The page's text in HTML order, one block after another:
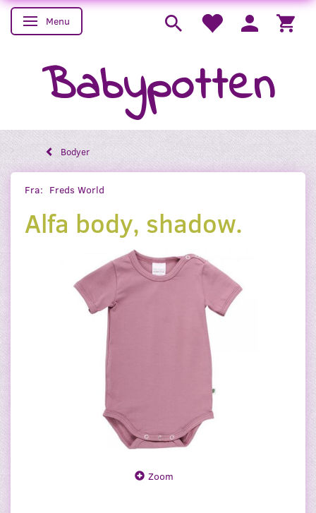
Skifte navigation
Menu
Babypotten
Bodyer
Fra: Freds World
Alfa body, shadow.
Zoom